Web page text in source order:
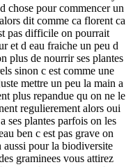
chose pour commencer un
dit comme ca florent ca
pas difficile on pourrait
et d eau fraiche un peu d
plus de nourrir ses plantes
sinon c est comme une
mettre un peu la main a
plus repandue qu on ne le
regulierement alors oui
ses plantes parfois on les
ben c est pas grave on
aussi pour la biodiversite
graminees vous attirez